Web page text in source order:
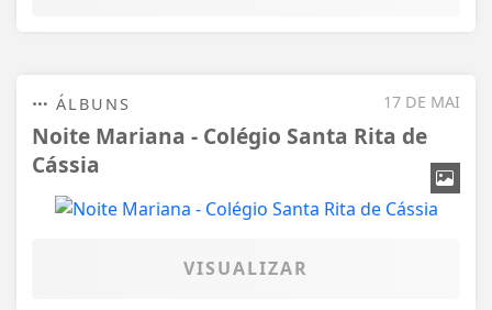
17 DE MAI
ÁLBUNS
Noite Mariana - Colégio Santa Rita de
Cássia
VISUALIZAR